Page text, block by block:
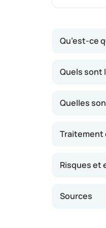
Qu’est-ce
Cette
besoin
un long
Quels sont
Quelles
Traitement
Risques et
Sources